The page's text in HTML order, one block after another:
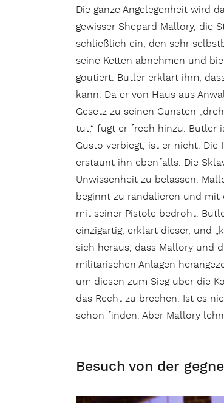
Die ganze Angelegenheit wird
gewisser Shepard Mallory, die
schließlich ein, den sehr
seine Ketten abnehmen und
goutiert. Butler erklärt ihm,
kann. Da er von Haus aus
Gesetz zu seinen Gunsten
tut,“ fügt er frech hinzu. Butler
Gusto verbiegt, ist er nicht.
erstaunt ihn ebenfalls. Die
Unwissenheit zu belassen.
beginnt zu randalieren und mit
mit seiner Pistole bedroht.
einzigartig, erklärt dieser, und
sich heraus, dass Mallory und
militärischen Anlagen
um diesen zum Sieg über die
das Recht zu brechen. Ist es
schon finden. Aber Mallory
Besuch von der